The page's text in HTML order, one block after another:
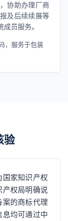
协助办理厂商
及后续续展等
员服务。
，服务于包装
验
家知识产权
权局明确说
的商标代理
均可通过中